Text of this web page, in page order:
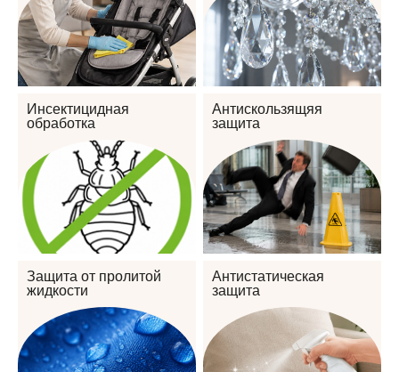
Инсектицидная
обработка
Антискользящяя
защита
Защита от пролитой
жидкости
Антистатическая
защита